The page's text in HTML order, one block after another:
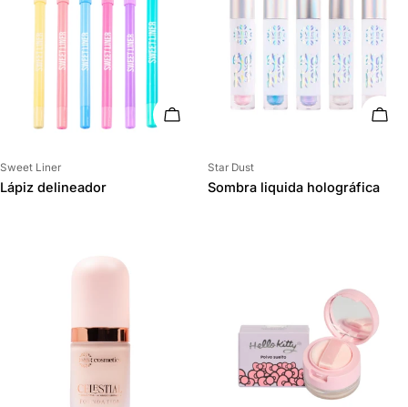
ELIGE OPCIONES
Proveedor:
Sweet Liner
Lápiz delineador
Proveedor:
Star Dust
Sombra liquida holográfica